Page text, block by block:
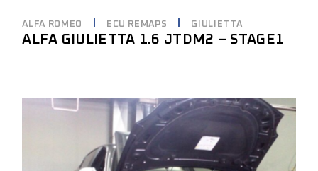
ALFA ROMEO ECU REMAPS GIULIETTA
ALFA GIULIETTA 1.6 JTDM2 – STAGE1